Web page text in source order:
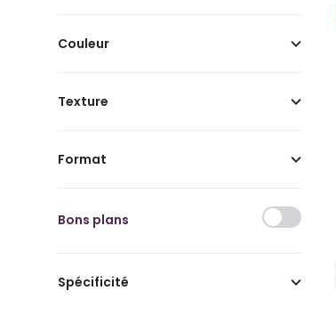
Couleur
Texture
Format
Bons plans
Spécificité